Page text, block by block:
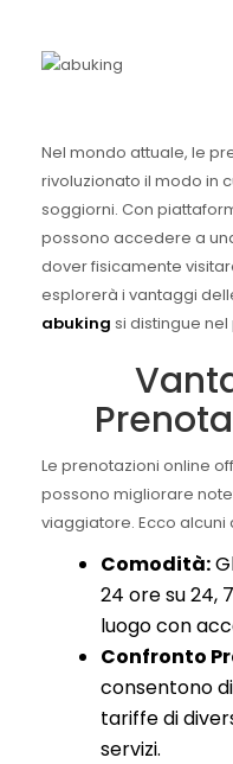
Nel mondo attuale, le
rivoluzionato il modo in
soggiorni. Con
possono accedere a
dover fisicamente
esplorerà i vantaggi
abuking si distingue
Le prenotazioni online
possono migliorare
viaggiatore. Ecco
Comodità:
24 ore su 24,
luogo con
Confronto
consentono
tariffe di
servizi.